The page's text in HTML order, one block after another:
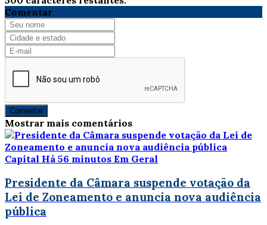
Comentar
Comentar
Mostrar mais comentários
Capital Há 56 minutos Em Geral
Presidente da Câmara suspende votação da
Lei de Zoneamento e anuncia nova audiência
pública